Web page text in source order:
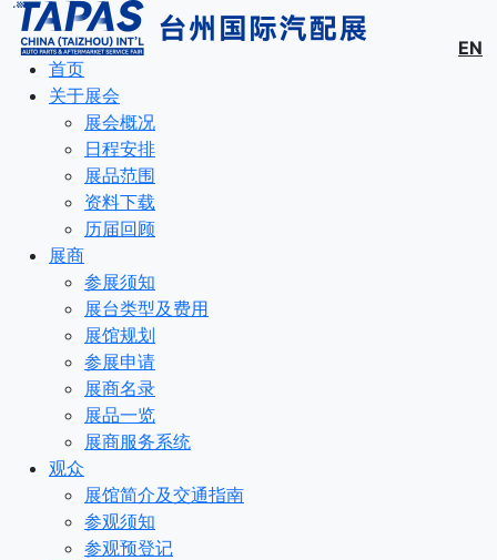
EN
首页
关于展会
展会概况
日程安排
展品范围
资料下载
历届回顾
展商
参展须知
展台类型及费用
展馆规划
参展申请
展商名录
展品一览
展商服务系统
观众
展馆简介及交通指南
参观须知
参观预登记